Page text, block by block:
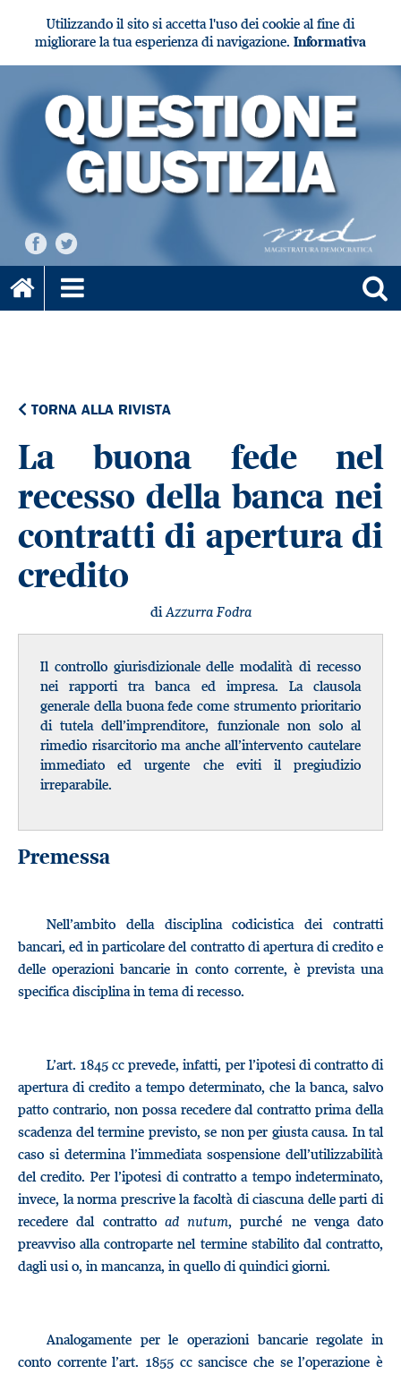
Utilizzando il sito si accetta l'uso dei cookie al fine di
migliorare la tua esperienza di navigazione. Informativa
TORNA ALLA RIVISTA
La buona fede nel
recesso della banca nei
contratti di apertura di
credito
diAzzurra Fodra
Il controllo giurisdizionale delle modalità di recesso
nei rapporti tra banca ed impresa. La clausola
generale della buona fede come strumento prioritario
di tutela dell’imprenditore, funzionale non solo al
rimedio risarcitorio ma anche all’intervento cautelare
immediato ed urgente che eviti il pregiudizio
irreparabile.
Premessa
Nell’ambito della disciplina codicistica dei contratti
bancari, ed in particolare del contratto di apertura di credito e
delle operazioni bancarie in conto corrente, è prevista una
specifica disciplina in tema di recesso.
L’art. 1845 cc prevede, infatti, per l’ipotesi di contratto di
apertura di credito a tempo determinato, che la banca, salvo
patto contrario, non possa recedere dal contratto prima della
scadenza del termine previsto, se non per giusta causa. In tal
caso si determina l’immediata sospensione dell’utilizzabilità
del credito. Per l’ipotesi di contratto a tempo indeterminato,
invece, la norma prescrive la facoltà di ciascuna delle parti di
recedere dal contratto ad nutum, purché ne venga dato
preavviso alla controparte nel termine stabilito dal contratto,
dagli usi o, in mancanza, in quello di quindici giorni.
Analogamente per le operazioni bancarie regolate in
conto corrente l’art. 1855 cc sancisce che se l’operazione è